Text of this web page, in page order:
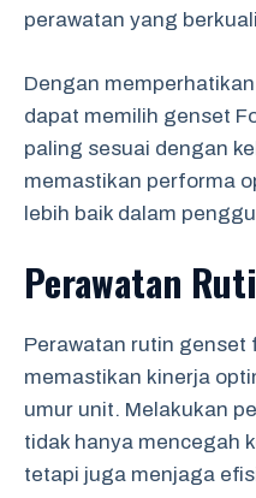
perawatan yang
Dengan
dapat memilih genset
paling sesuai dengan
memastikan performa
lebih baik dalam
Perawatan
Perawatan rutin
memastikan kinerja
umur unit. Melakukan
tidak hanya mencegah
tetapi juga menjaga